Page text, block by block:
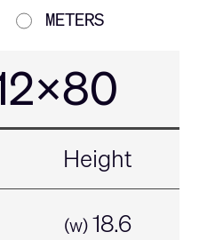
METERS
Height
(w)18.6